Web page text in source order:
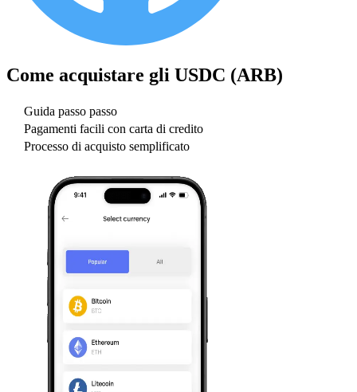
Come acquistare gli USDC (ARB)
Guida passo passo
Pagamenti facili con carta di credito
Processo di acquisto semplificato